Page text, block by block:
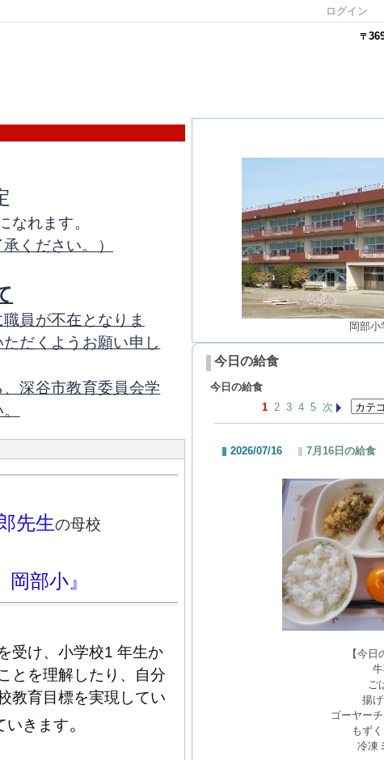
ログイン
〒
なれます。
ください。）
員が不在となりま
だくようお願い申し
深谷市教育委員会学
先生の母校
岡部小』
受け、小学校1 年生か
とを理解したり、自分
教育目標を実現してい
いきます。
岡部小
今日の給食
今日の給食
1 2 3 4 5 次
2026/07/16 7月16日の給食
【今日
ご
揚
ゴーヤー
もず
冷凍